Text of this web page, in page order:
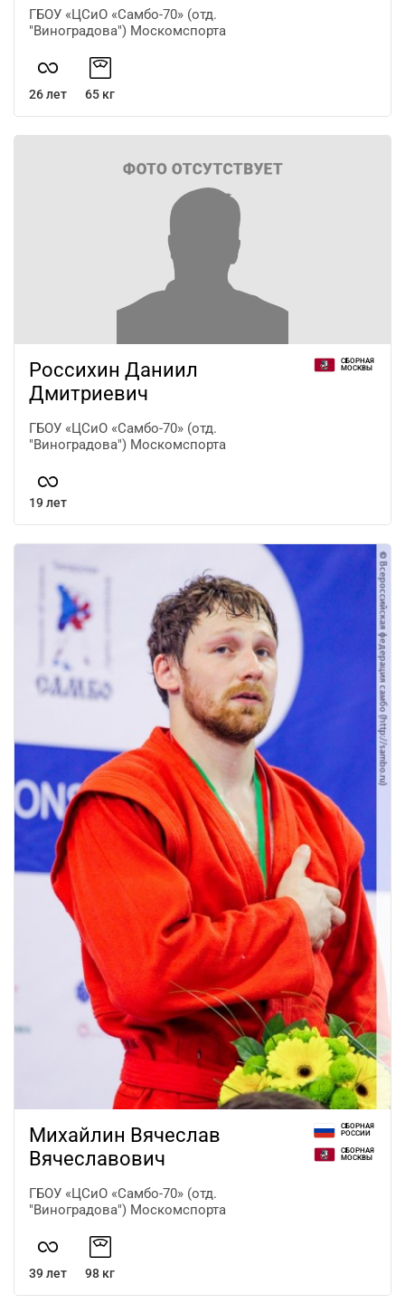
ГБОУ «ЦСиО «Самбо-70» (отд.
"Виноградова") Москомспорта
26 лет 65 кг
Россихин Даниил
Дмитриевич
ГБОУ «ЦСиО «Самбо-70» (отд.
"Виноградова") Москомспорта
СБОРНАЯ
МОСКВЫ
19 лет
Михайлин Вячеслав
Вячеславович
ГБОУ «ЦСиО «Самбо-70» (отд.
"Виноградова") Москомспорта
СБОРНАЯ
РОССИИ
СБОРНАЯ
МОСКВЫ
39 лет 98 кг